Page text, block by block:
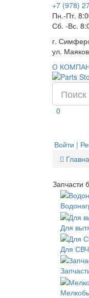
+7 (978)
Пн.-Пт.
Сб. -Вс.
г.
ул.
О
0
Войти |
Запчасти
Для
Для СВЧ